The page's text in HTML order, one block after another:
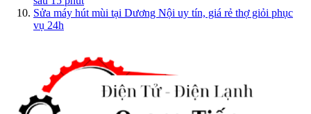
Sửa máy hút mùi tại Dương Nội uy tín, giá rẻ thợ giỏi phục
vụ 24h